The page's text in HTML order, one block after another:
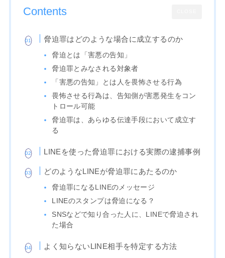
Contents
脅迫罪はどのような場合に成立するのか
脅迫とは「害悪の告知」
脅迫罪とみなされる対象者
「害悪の告知」とは人を畏怖させる行為
畏怖させる行為は、告知側が害悪発生をコン
トロール可能
脅迫罪は、あらゆる伝達手段において成立す
る
LINEを使った脅迫罪における実際の逮捕事例
どのようなLINEが脅迫罪にあたるのか
脅迫罪になるLINEのメッセージ
LINEのスタンプは脅迫になる？
SNSなどで知り合った人に、LINEで脅迫され
た場合
よく知らないLINE相手を特定する方法